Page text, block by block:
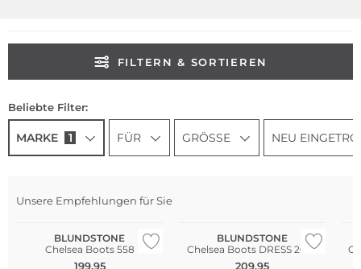
FILTERN & SORTIEREN
Beliebte Filter:
MARKE 1 FÜR GRÖSSE NEU
Unsere Empfehlungen für Sie
BLUNDSTONE
Chelsea Boots 558
199,95
BLUNDSTONE
Chelsea Boots DRESS 2029
209,95